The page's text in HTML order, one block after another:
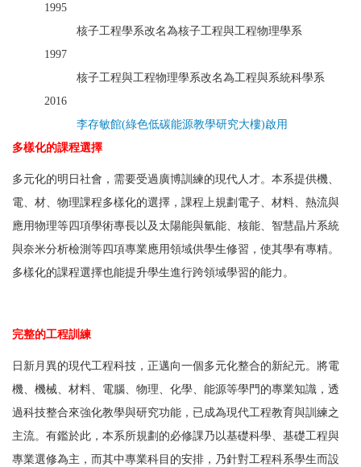
1995
核子工程學系改名為核子工程與工程物理學系
1997
核子工程與工程物理學系改名為工程與系統科學系
2016
李存敏館(綠色低碳能源教學研究大樓)啟用
多樣化的課程選擇
多元化的明日社會，需要受過廣博訓練的現代人才。本系提供機、
電、材 、物理課程多樣化的選擇，課程上規劃電子、材料、熱流與
應用物理等四項學術專長以及 太陽能與氫能、核能 智慧晶片系統
與奈米分析檢測 等四項專業應用領域供學生修習，使其學有專精。
多樣化的課程選擇也能提升學生進行跨領域學習的能力。
完整的工程訓練
日新月異的現代工程科技，正邁向一個多元化整合的新紀元。將電
機、機械、材料、電腦、物理、化學、能源等學門的專業知識，透
過科技整合來強化教學與研究功能，已成為現代工程教育與訓練之
主流。有鑑於此，本系所規劃的必修課乃以基礎科學、基礎工程與
專業選修為主，而其中專業科目的安排，乃針對工程科系學生而設